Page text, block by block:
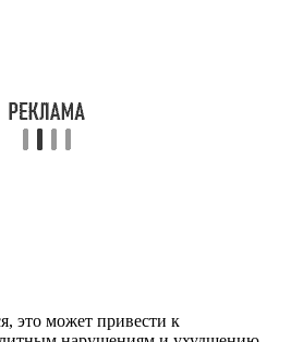
это может привести к